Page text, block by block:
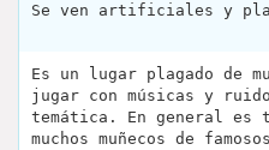
Se ven artificiales y
Es un lugar plagado de
jugar con músicas y
temática. En general es
muchos muñecos de